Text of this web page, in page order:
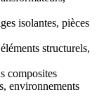
isolantes, pièces
structurels,
composites
environnements